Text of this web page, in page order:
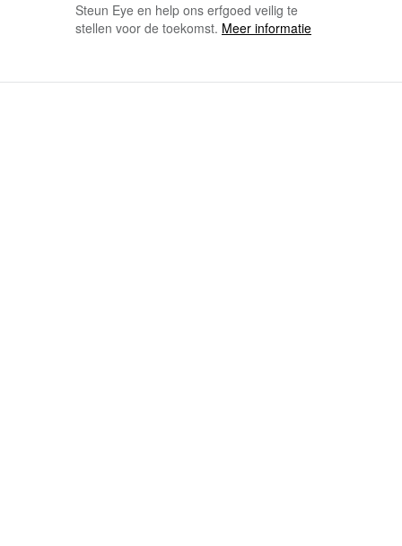
Steun Eye en help ons erfgoed veilig te
stellen voor de toekomst. Meer informatie